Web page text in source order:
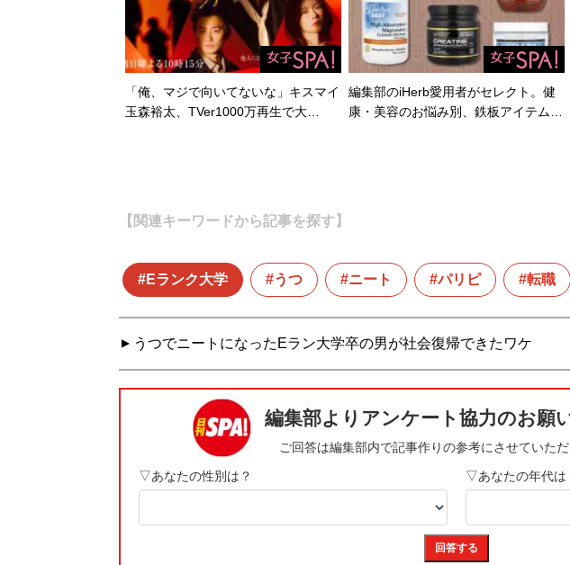
「俺、マジで向いてないな」キスマイ
玉森裕太、TVer1000万再生で大…
編集部のiHerb愛用者がセレクト。健
康・美容のお悩み別、鉄板アイテム…
【関連キーワードから記事を探す】
Eランク大学 うつ ニート パリピ 転職
うつでニートになったEラン大学卒の男が社会復帰できたワケ